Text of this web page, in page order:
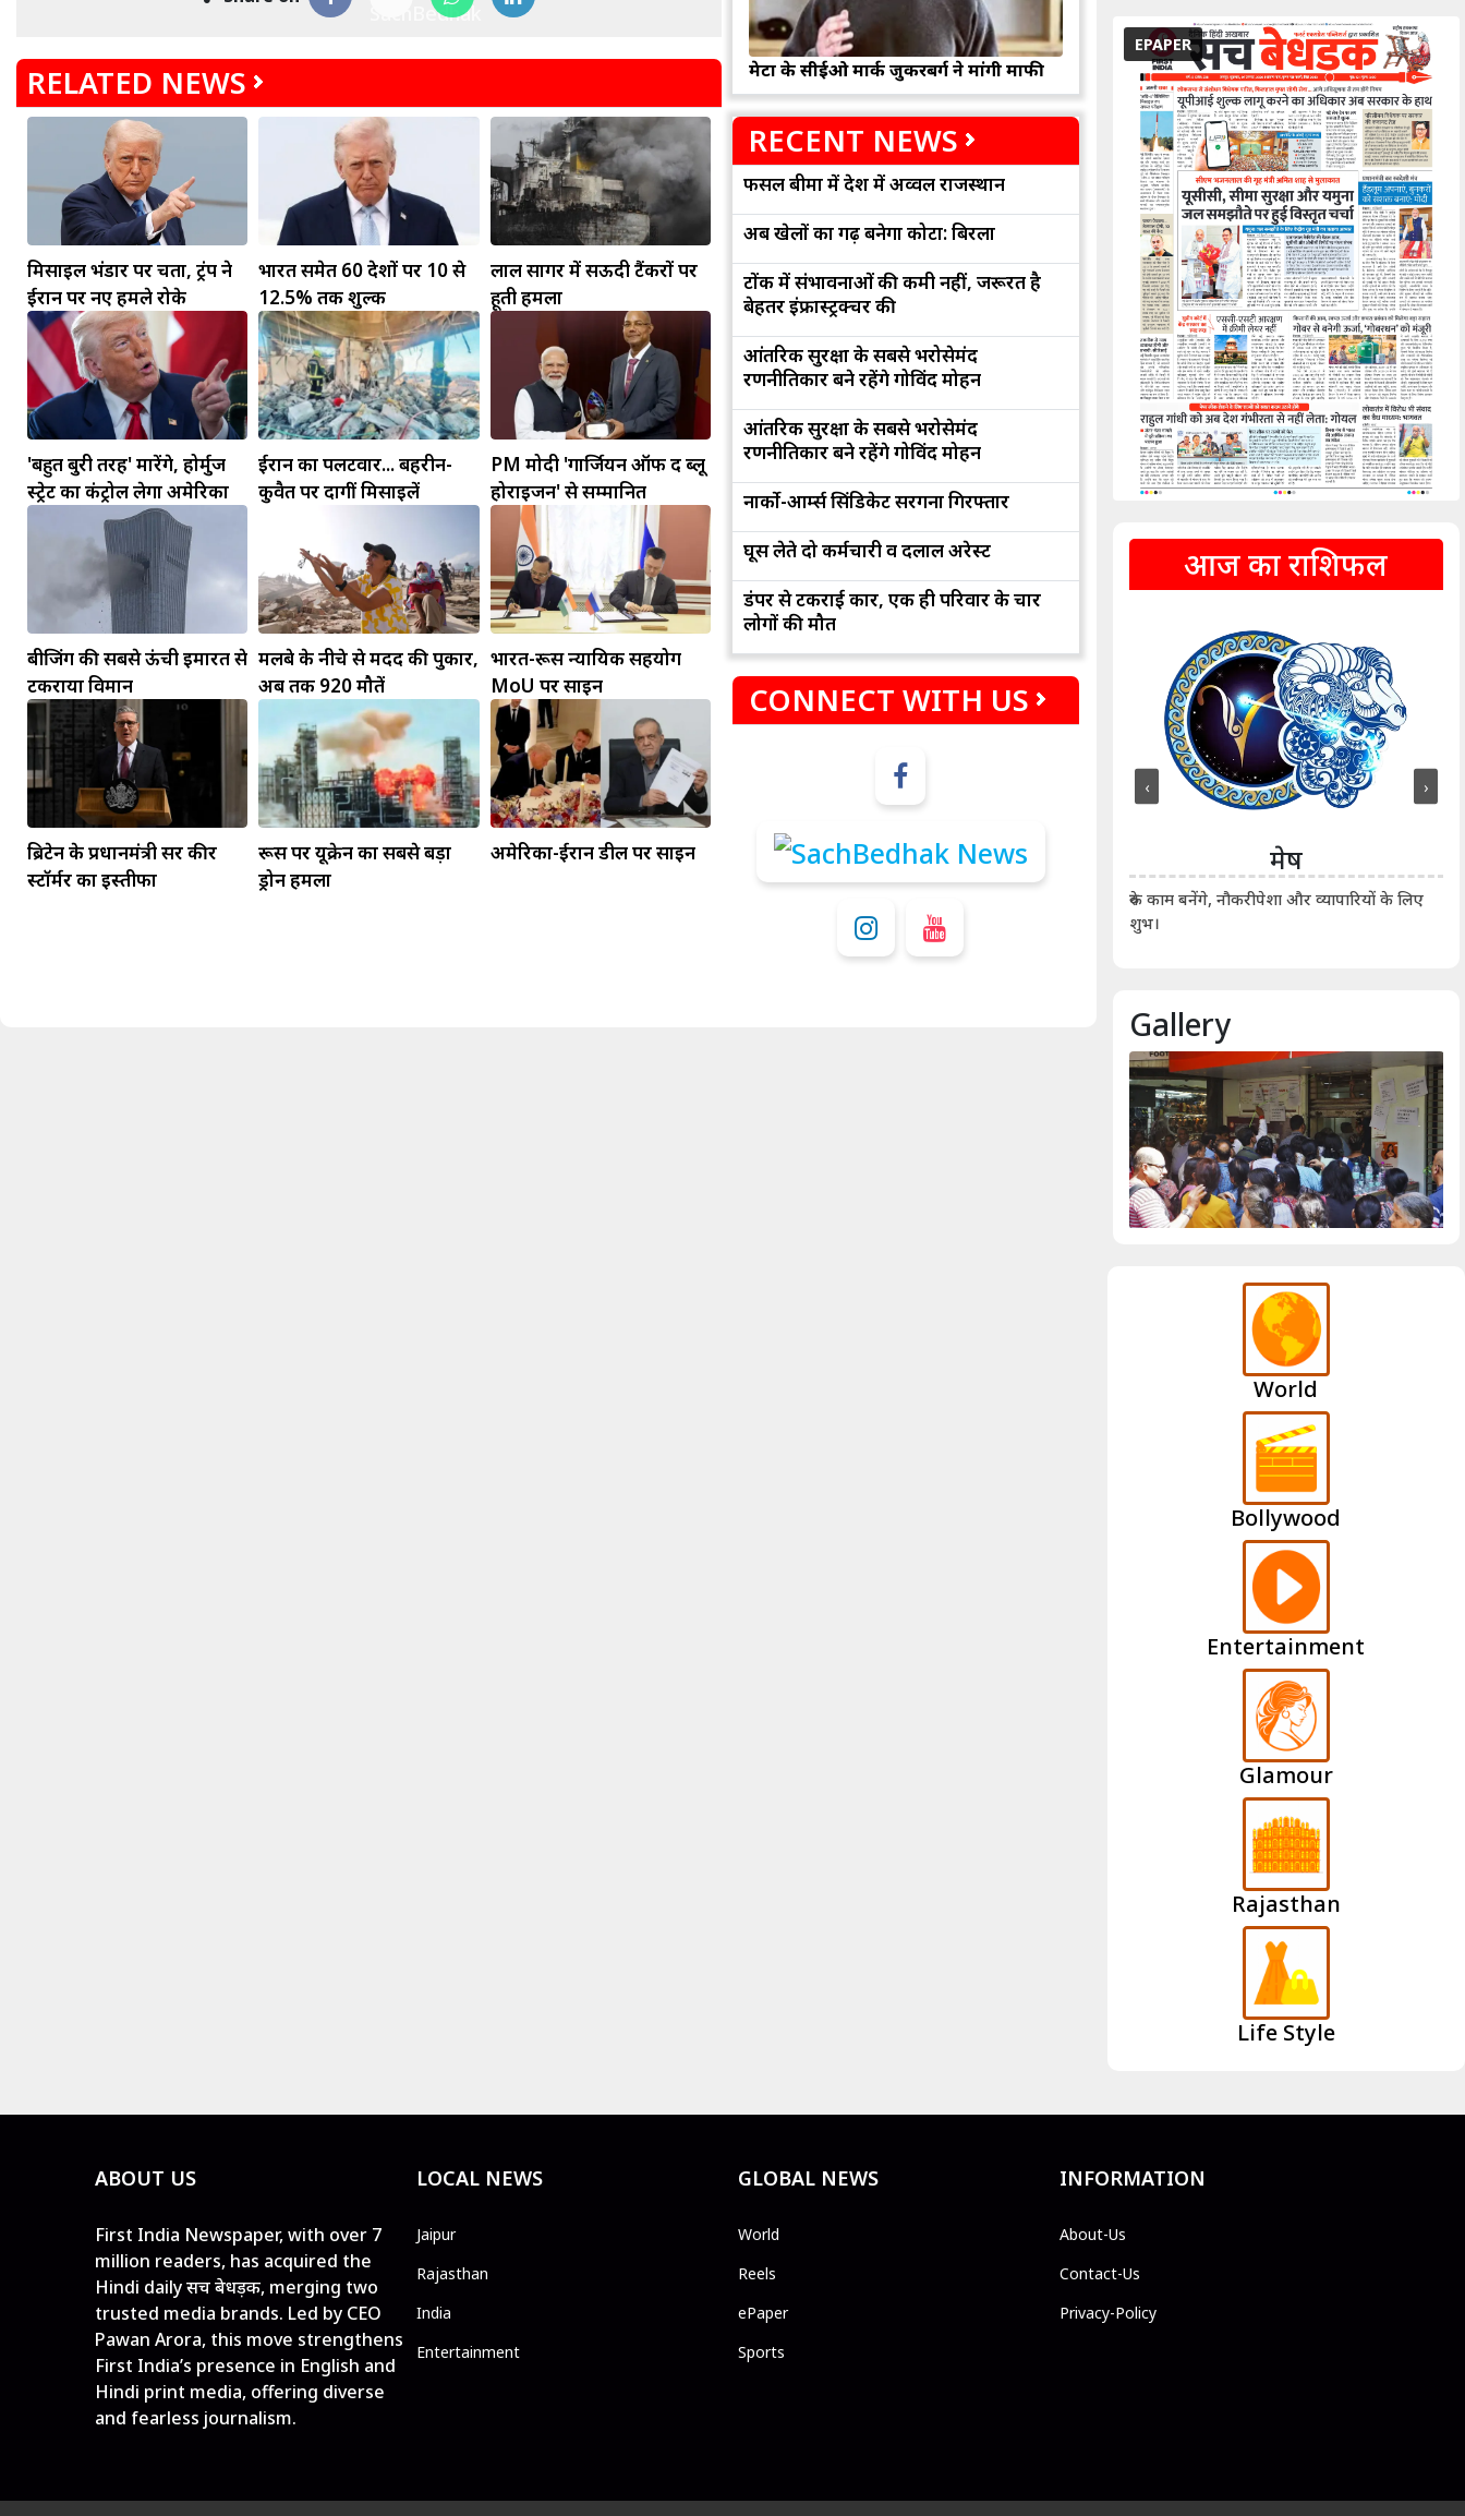
RELATED NEWS
मिसाइल भंडार पर चिंता, ट्रंप ने
ईरान पर नए हमले रोके
भारत समेत 60 देशों पर 10 से
12.5% तक शुल्क
लाल सागर में सऊदी टैंकरों पर
हूती हमला
'बहुत बुरी तरह' मारेंगे, होर्मुज
स्ट्रेट का कंट्रोल लेगा अमेरिका
ईरान का पलटवार... बहरीन-
कुवैत पर दागीं मिसाइलें
PM मोदी 'गार्जियन ऑफ द ब्लू
होराइजन' से सम्मानित
बीजिंग की सबसे ऊंची इमारत से
टकराया विमान
मलबे के नीचे से मदद की पुकार,
अब तक 920 मौतें
भारत-रूस न्यायिक सहयोग
MoU पर साइन
ब्रिटेन के प्रधानमंत्री सर कीर
स्टॉर्मर का इस्तीफा
रूस पर यूक्रेन का सबसे बड़ा
ड्रोन हमला
अमेरिका-ईरान डील पर साइन
मेटा के सीईओ मार्क जुकरबर्ग ने मांगी माफी
RECENT NEWS
फसल बीमा में देश में अव्वल राजस्थान
अब खेलों का गढ़ बनेगा कोटा: बिरला
टोंक में संभावनाओं की कमी नहीं, जरूरत है
बेहतर इंफ्रास्ट्रक्चर की
आंतरिक सुरक्षा के सबसे भरोसेमंद
रणनीतिकार बने रहेंगे गोविंद मोहन
आंतरिक सुरक्षा के सबसे भरोसेमंद
रणनीतिकार बने रहेंगे गोविंद मोहन
नार्को-आर्म्स सिंडिकेट सरगना गिरफ्तार
घूस लेते दो कर्मचारी व दलाल अरेस्ट
डंपर से टकराई कार, एक ही परिवार के चार
लोगों की मौत
CONNECT WITH US
EPAPER
आज का राशिफल
धनु
बड़ी डील हाथ लग सकती
मकर
सुखद पलों की प्राप्ति होगी। फिजूल के खर्चे बढ़ेंगे,
सुख सुविधाओं में इजाफा होगा।
कुंभ
धनलाभ के अवसरों में वृद्धि के साथ अपनी योजनाओंसंभलकर रहे, जल्दबाजी नहीं दिखाए। कानूनी वाद-
विवादों से बचे।
मेष
रुके काम बनेंगे, नौकरीपेशा और व्यापारियों के लिए
शुभ।
‹ ›
Gallery
World
Bollywood
Entertainment
Glamour
Rajasthan
Life Style
ABOUT US
First India Newspaper, with over 7
million readers, has acquired the
Hindi daily सच बेधड़क, merging two
trusted media brands. Led by CEO
Pawan Arora, this move strengthens
First India’s presence in English and
Hindi print media, offering diverse
and fearless journalism.
LOCAL NEWS
Jaipur
Rajasthan
India
Entertainment
GLOBAL NEWS
World
Reels
ePaper
Sports
INFORMATION
About-Us
Contact-Us
Privacy-Policy